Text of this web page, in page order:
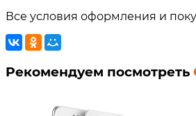
Все условия оформления и
Рекомендуем посмотреть